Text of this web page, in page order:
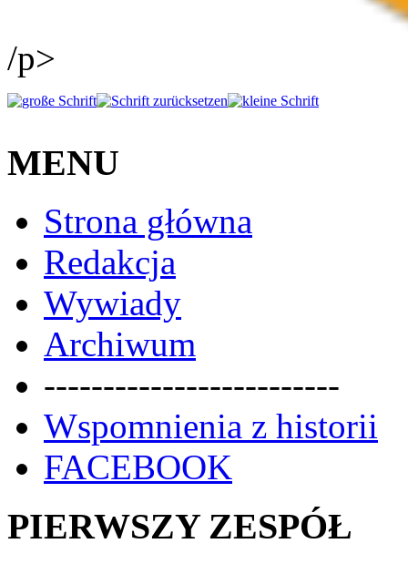
/p>
MENU
Strona główna
Redakcja
Wywiady
Archiwum
-------------------------
Wspomnienia z historii
FACEBOOK
PIERWSZY ZESPÓŁ